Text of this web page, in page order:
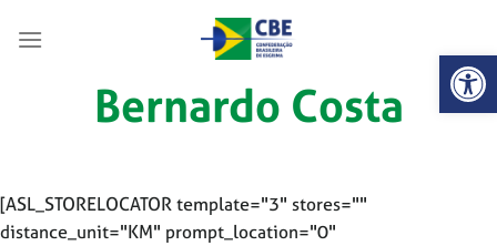
Abrir
Bernardo Costa
[ASL_STORELOCATOR template="3" stores=""
distance_unit="KM" prompt_location="0"